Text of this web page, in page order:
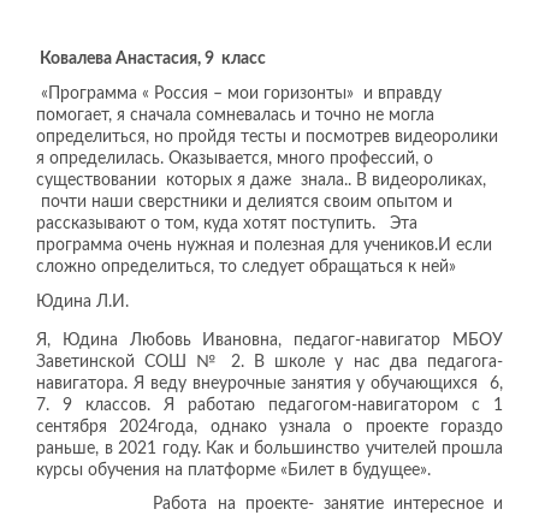
Ковалева Анастасия, 9 класс
«Программа « Россия – мои горизонты» и вправду
помогает, я сначала сомневалась и точно не могла
определиться, но пройдя тесты и посмотрев видеоролики
я определилась. Оказывается, много профессий, о
существовании которых я даже знала.. В видеороликах,
почти наши сверстники и делиятся своим опытом и
рассказывают о том, куда хотят поступить. Эта
программа очень нужная и полезная для учеников.И если
сложно определиться, то следует обращаться к ней»
Юдина Л.И.
Я, Юдина Любовь Ивановна, педагог-навигатор МБОУ
Заветинской СОШ № 2. В школе у нас два педагога-
навигатора. Я веду внеурочные занятия у обучающихся 6,
7. 9 классов. Я работаю педагогом-навигатором с 1
сентября 2024года, однако узнала о проекте гораздо
раньше, в 2021 году. Как и большинство учителей прошла
курсы обучения на платформе «Билет в будущее».
Работа на проекте- занятие интересное и